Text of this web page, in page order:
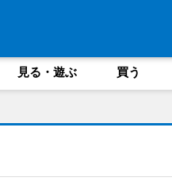
見る・遊ぶ 買う